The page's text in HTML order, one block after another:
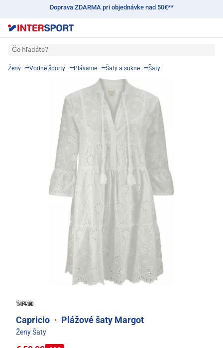
Doprava ZDARMA pri objednávke nad 50€**
Čo hľadáte?
Ženy Vodné športy Plávanie Šaty a sukne Šaty
Capricio · Plážové šaty Margot
Ženy Šaty